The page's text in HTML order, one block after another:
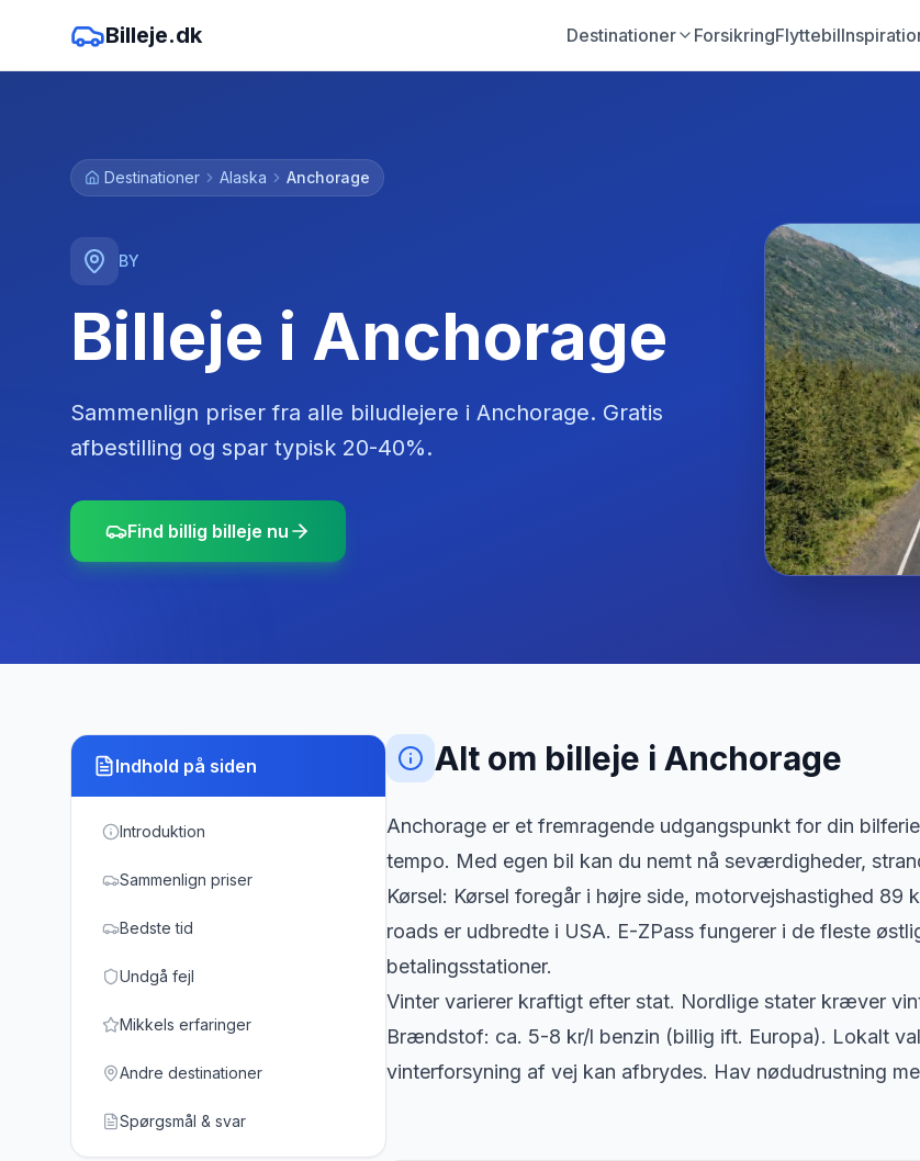
Billeje.dk Destinationer ForsikringFlyttebil
Destinationer Alaska Anchorage
BY
Billeje i Anchorage
Sammenlign priser fra alle biludlejere i Anchorage. Gratis
afbestilling og spar typisk 20-40%.
Find billig billeje nu
Indhold på siden
Introduktion
Sammenlign priser
Bedste tid
Undgå fejl
Mikkels erfaringer
Andre destinationer
Spørgsmål & svar
Alt om billeje i Anchorage
Anchorage er et fremragende udgangspunkt for din
tempo. Med egen bil kan du nemt nå seværdigheder,
Kørsel: Kørsel foregår i højre side, motorvejshastighed
roads er udbredte i USA. E-ZPass fungerer i de fleste
betalingsstationer.
Vinter varierer kraftigt efter stat. Nordlige stater kræver
Brændstof: ca. 5-8 kr/l benzin (billig ift. Europa). Lokalt
vinterforsyning af vej kan afbrydes. Hav nødudrustning